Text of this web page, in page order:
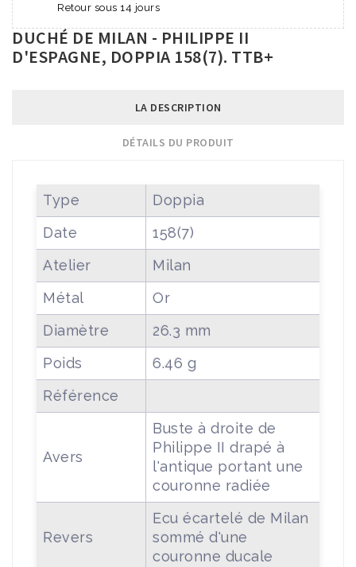
Retour sous 14 jours
DUCHÉ DE MILAN - PHILIPPE II
D'ESPAGNE, DOPPIA 158(7). TTB+
LA DESCRIPTION
DÉTAILS DU PRODUIT
Type
Doppia
Date
158(7)
Atelier
Milan
Métal
Or
Diamètre
26.3 mm
Poids
6.46 g
Référence
Avers
Buste à droite de
Philippe II drapé à
l'antique portant une
couronne radiée
Revers
Ecu écartelé de Milan
sommé d'une
couronne ducale